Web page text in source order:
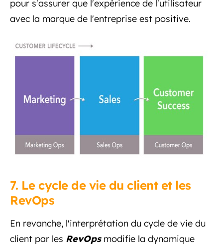
pour s'assurer que l'expérience de l'utilisateur
avec la marque de l'entreprise est positive.
7. Le cycle de vie du client et les
RevOps
En revanche, l'interprétation du cycle de vie du
client par les RevOpsmodifie la dynamique